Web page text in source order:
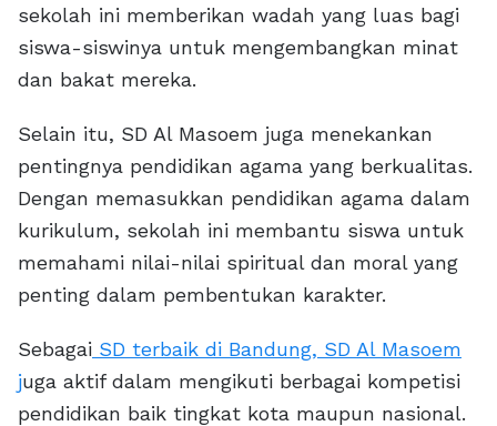
sekolah ini memberikan wadah yang luas bagi
siswa-siswinya untuk mengembangkan minat
dan bakat mereka.
Selain itu, SD Al Masoem juga menekankan
pentingnya pendidikan agama yang berkualitas.
Dengan memasukkan pendidikan agama dalam
kurikulum, sekolah ini membantu siswa untuk
memahami nilai-nilai spiritual dan moral yang
penting dalam pembentukan karakter.
Sebagai SD terbaik di Bandung, SD Al Masoem
juga aktif dalam mengikuti berbagai kompetisi
pendidikan baik tingkat kota maupun nasional.